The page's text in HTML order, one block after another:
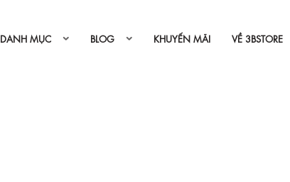
DANH MỤC BLOG KHUYẾN MÃI VỀ 3BSTORE